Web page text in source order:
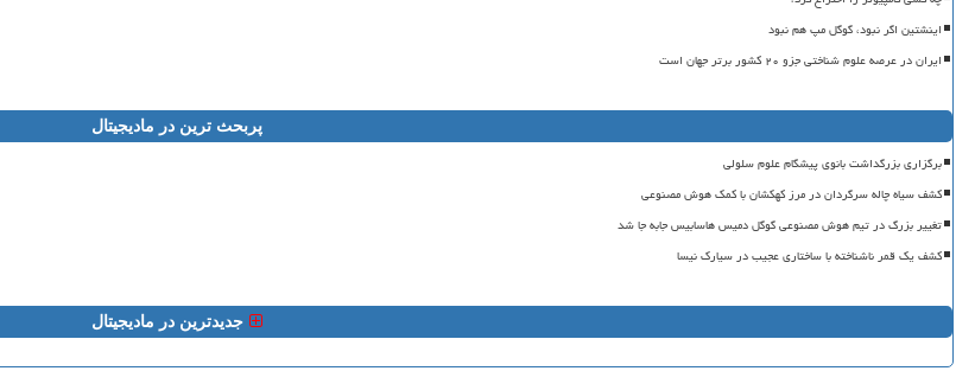
اینشتین اگر نبود، گوگل مپ هم نبود
ایران در عرصه علوم شناختی جزو ۲۰ کشور برتر جهان است
پربحث ترین در مادیجیتال
برگزاری بزرگداشت بانوی پیشگام علوم سلولی
کشف سیاه چاله سرگردان در مرز کهکشان با کمک هوش مصنوعی
تغییر بزرگ در تیم هوش مصنوعی گوگل دمیس هاسابیس جابه جا شد
کشف یک قمر ناشناخته با ساختاری عجیب در سیارک نیسا
جدیدترین در مادیجیتال